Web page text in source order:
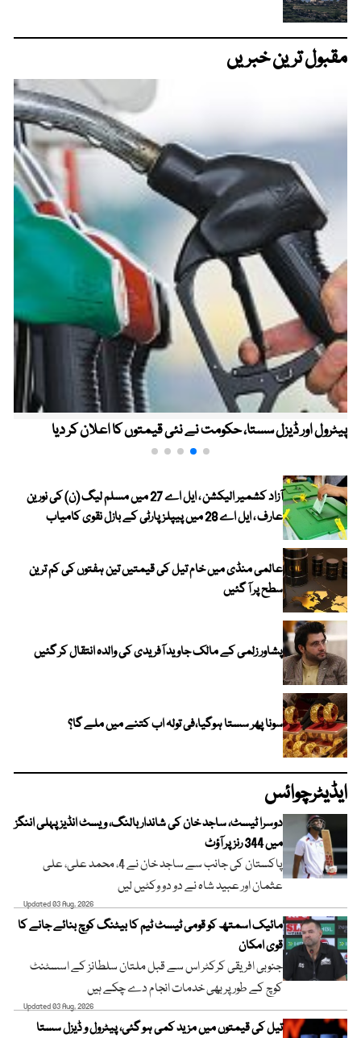
مقبول ترین خبریں
پیٹرول اور ڈیزل سستا، حکومت نے نئی قیمتوں کا اعلان کر دیا
آزاد کشمیر الیکشن ، ایل اے 27 میں مسلم لیگ (ن) کی نورین
عارف ، ایل اے 28 میں پیپلز پارٹی کے بازل نقوی کامیاب
عالمی منڈی میں خام تیل کی قیمتیں تین ہفتوں کی کم ترین
سطح پر آ گئیں
پشاور زلمی کے مالک جاوید آفریدی کی والدہ انتقال کر گئیں
سونا پھر سستا ہوگیا،فی تولہ اب کتنے میں ملے گا؟
ایڈیٹرچوائس
دوسرا ٹیسٹ، ساجد خان کی شاندار بالنگ، ویسٹ انڈیز پہلی اننگز
میں 344 رنز پر آؤٹ
پاکستان کی جانب سے ساجد خان نے 4، محمد علی، علی
عثمان اور عبید شاہ نے دو دو وکٹیں لیں
Updated 03 Aug, 2026
مائیک اسمتھ کو قومی ٹیسٹ ٹیم کا بیٹنگ کوچ بنائے جانے کا
قوی امکان
جنوبی افریقی کرکٹر اس سے قبل ملتان سلطانز کے اسسٹنٹ
کوچ کے طور پر بھی خدمات انجام دے چکے ہیں
Updated 03 Aug, 2026
تیل کی قیمتوں میں مزید کمی ہو گئی، پیٹرول و ڈیزل سستا